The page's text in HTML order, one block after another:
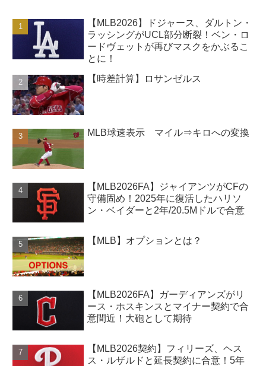
【MLB2026】ドジャース、ダルトン・
ラッシングがUCL部分断裂！ベン・ロ
ードヴェットが再びマスクをかぶるこ
とに！
【時差計算】ロサンゼルス
MLB球速表示 マイル⇒キロへの変換
【MLB2026FA】ジャイアンツがCFの
守備固め！2025年に復活したハリソ
ン・ベイダーと2年/20.5Mドルで合意
【MLB】オプションとは？
【MLB2026FA】ガーディアンズがリ
ース・ホスキンスとマイナー契約で合
意間近！大砲として期待
【MLB2026契約】フィリーズ、ヘス
ス・ルザルドと延長契約に合意！5年